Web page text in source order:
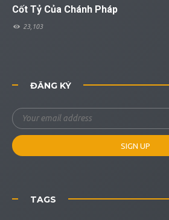
Cốt Tỷ Của Chánh Pháp
23,103
ĐĂNG KÝ
TAGS